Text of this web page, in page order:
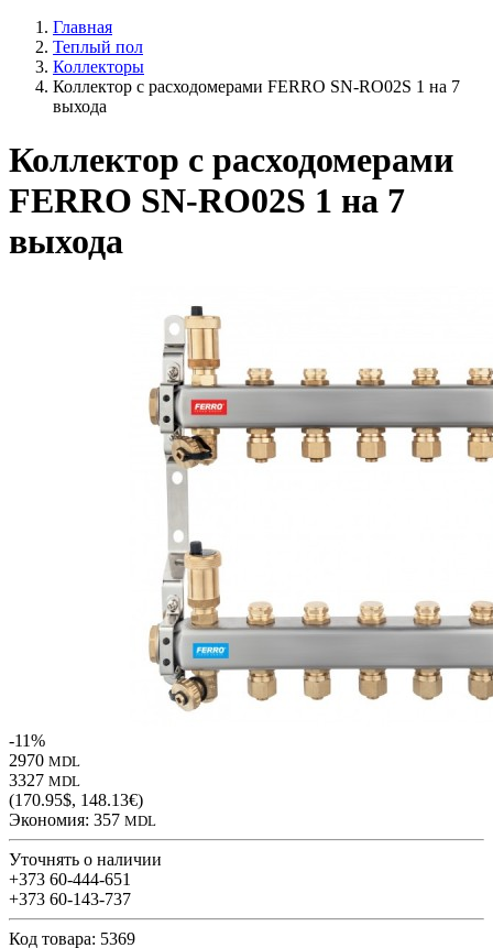
Главная
Теплый пол
Коллекторы
Коллектор с расходомерами FERRO SN-RO02S 1 на 7
выхода
Коллектор с расходомерами
FERRO SN-RO02S 1 на 7
выхода
-11%
2970 MDL
3327 MDL
(170.95$, 148.13€)
Экономия: 357 MDL
Уточнять о наличии
+373 60-444-651
+373 60-143-737
Код товара: 5369